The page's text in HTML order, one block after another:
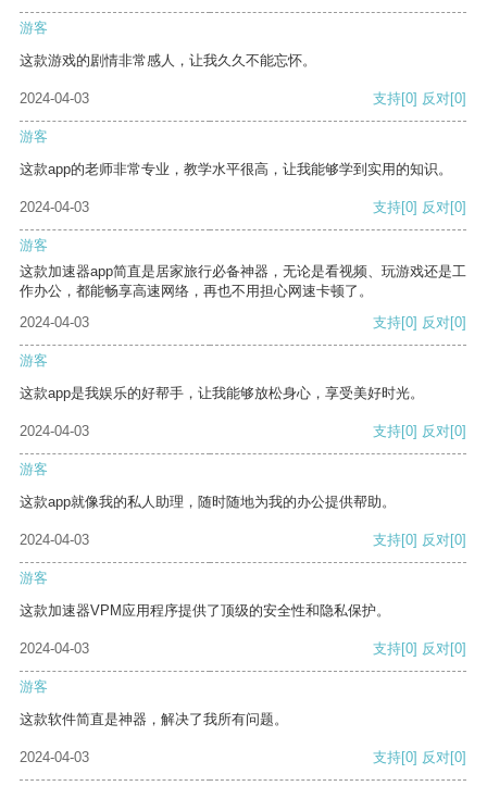
游客
这款游戏的剧情非常感人，让我久久不能忘怀。
2024-04-03 支持[0] 反对[0]
游客
这款app的老师非常专业，教学水平很高，让我能够学到实用的知识。
2024-04-03 支持[0] 反对[0]
游客
这款加速器app简直是居家旅行必备神器，无论是看视频、玩游戏还是工
作办公，都能畅享高速网络，再也不用担心网速卡顿了。
2024-04-03
支持[0] 反对[0]
游客
这款app是我娱乐的好帮手，让我能够放松身心，享受美好时光。
2024-04-03 支持[0] 反对[0]
游客
这款app就像我的私人助理，随时随地为我的办公提供帮助。
2024-04-03 支持[0] 反对[0]
游客
这款加速器VPM应用程序提供了顶级的安全性和隐私保护。
2024-04-03 支持[0] 反对[0]
游客
这款软件简直是神器，解决了我所有问题。
2024-04-03 支持[0] 反对[0]